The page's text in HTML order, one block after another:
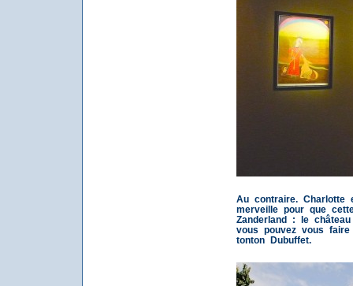
Au contraire. Charlotte
merveille pour que
Zanderland : le
vous pouvez vous
tonton Dubuffet.